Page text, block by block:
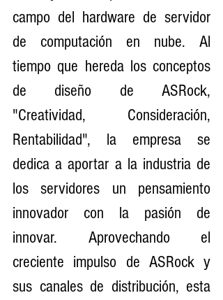
campo del hardware de servidor
de computación en nube. Al
tiempo que hereda los conceptos
de diseño de ASRock,
"Creatividad, Consideración,
Rentabilidad", la empresa se
dedica a aportar a la industria de
los servidores un pensamiento
innovador con la pasión de
innovar. Aprovechando el
creciente impulso de ASRock y
sus canales de distribución, esta